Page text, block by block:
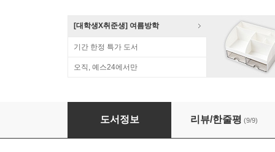
[대학생X취준생] 여름방학
기간 한정 특가 도서
오직, 예스24에서만
Must Have 성낙현의 JSP 자바 웹 프로그래밍
도서정보 리뷰/한줄평 (9/9)